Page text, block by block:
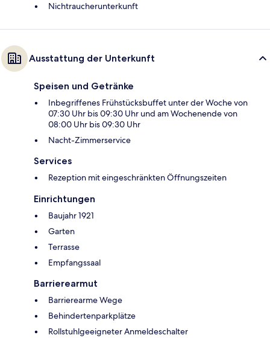
Nichtraucherunterkunft
Ausstattung der Unterkunft
Speisen und Getränke
Inbegriffenes Frühstücksbuffet unter der Woche von
07:30 Uhr bis 09:30 Uhr und am Wochenende von
08:00 Uhr bis 09:30 Uhr
Nacht-Zimmerservice
Services
Rezeption mit eingeschränkten Öffnungszeiten
Einrichtungen
Baujahr 1921
Garten
Terrasse
Empfangssaal
Barrierearmut
Barrierearme Wege
Behindertenparkplätze
Rollstuhlgeeigneter Anmeldeschalter